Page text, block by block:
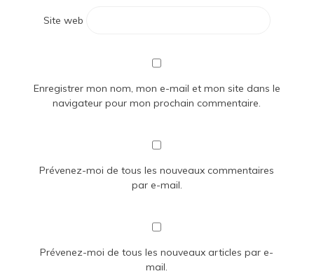
Site web
Enregistrer mon nom, mon e-mail et mon site dans le
navigateur pour mon prochain commentaire.
Prévenez-moi de tous les nouveaux commentaires
par e-mail.
Prévenez-moi de tous les nouveaux articles par e-
mail.